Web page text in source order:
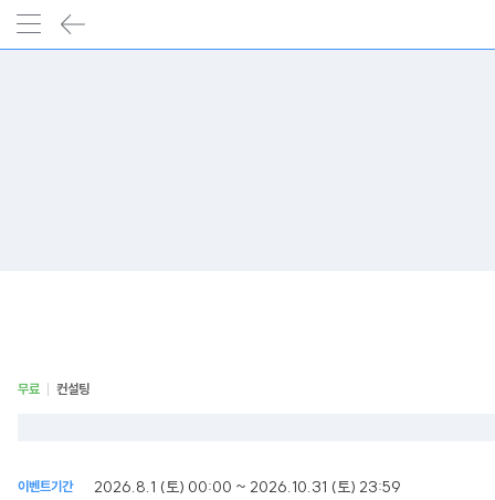
무료 컨설팅
이벤트기간 2026.8.1 (토) 00:00 ~ 2026.10.31 (토) 23:59